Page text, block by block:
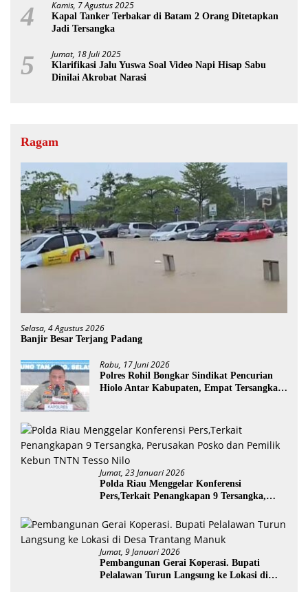
4 Kamis, 7 Agustus 2025
Kapal Tanker Terbakar di Batam 2 Orang Ditetapkan
Jadi Tersangka
5 Jumat, 18 Juli 2025
Klarifikasi Jalu Yuswa Soal Video Napi Hisap Sabu
Dinilai Akrobat Narasi
Ragam
Selasa, 4 Agustus 2026
Banjir Besar Terjang Padang
Rabu, 17 Juni 2026
Polres Rohil Bongkar Sindikat Pencurian
Hiolo Antar Kabupaten, Empat Tersangka
Jumat, 23 Januari 2026
Polda Riau Menggelar Konferensi
Pers,Terkait Penangkapan 9 Tersangka,
Tesso Nilo
Jumat, 9 Januari 2026
Pembangunan Gerai Koperasi. Bupati
Pelalawan Turun Langsung ke Lokasi di